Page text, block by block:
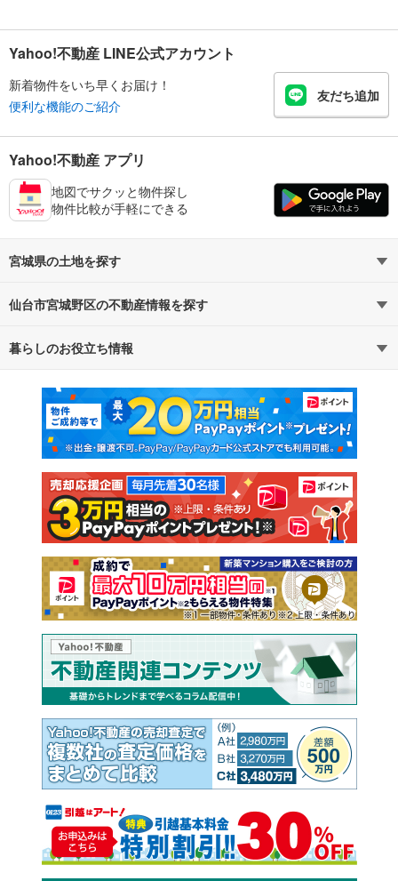
Yahoo!不動産 LINE公式アカウント
新着物件をいち早くお届け！
便利な機能のご紹介
友だち追加
Yahoo!不動産 アプリ
地図でサクッと物件探し
物件比較が手軽にできる
宮城県の土地を探す
路線・駅から探す
通勤・通学時間から探す
仙台市宮城野区の不動産情報を探す
不動産・住宅
新築マンション 中古マンション
新築一戸建て 中古一戸建て
注文住宅 土地
売却査定
暮らしのお役立ち情報
マンションカタログ 教えて！住まいの先生